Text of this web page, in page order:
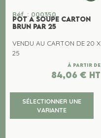
Réf. : 000350
POT A SOUPE CARTON
BRUN PAR 25
VENDU AU CARTON DE 20 X
25
À partir de
84,06 € ht
SÉLECTIONNER UNE
VARIANTE